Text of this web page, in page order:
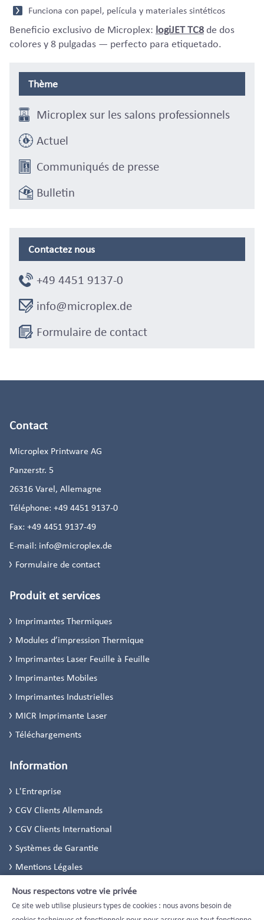
Funciona con papel, película y materiales sintéticos
Beneficio exclusivo de Microplex: logiJET TC8 de dos
colores y 8 pulgadas — perfecto para etiquetado.
Thème
Microplex sur les salons professionnels
Actuel
Communiqués de presse
Bulletin
Contactez nous
+49 4451 9137-0
info@microplex.de
Formulaire de contact
Contact
Microplex Printware AG
Panzerstr. 5
26316 Varel, Allemagne
Téléphone: +49 4451 9137-0
Fax: +49 4451 9137-49
E-mail: info@microplex.de
Formulaire de contact
Produit et services
Imprimantes Thermiques
Modules d’impression Thermique
Imprimantes Laser Feuille à Feuille
Imprimantes Mobiles
Imprimantes Industrielles
MICR Imprimante Laser
Téléchargements
Information
L'Entreprise
CGV Clients Allemands
CGV Clients International
Systèmes de Garantie
Mentions Légales
Politique de Confidentialité
Paramètres de confidentialité
Nous respectons votre vie privée
Ce site web utilise plusieurs types de cookies : nous avons besoin de